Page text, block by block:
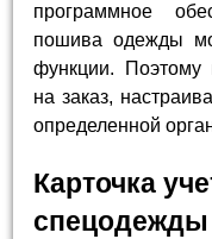
программное
пошива одежды
функции.
на заказ,
определенной
Карточка
спецодежды